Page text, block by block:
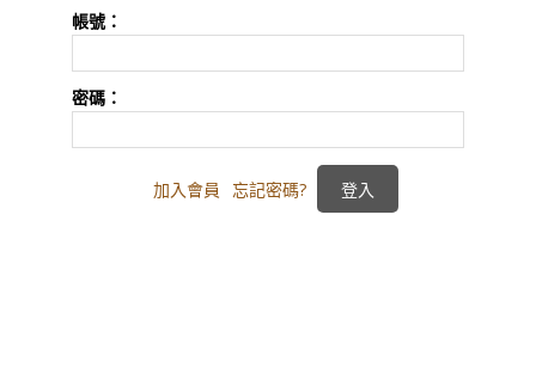
帳號：
密碼：
加入會員 忘記密碼?